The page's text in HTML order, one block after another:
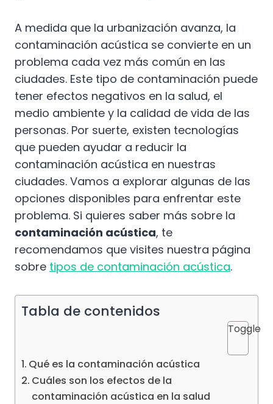
A medida que la urbanización avanza, la
contaminación acústica se convierte en un
problema cada vez más común en las
ciudades. Este tipo de contaminación puede
tener efectos negativos en la salud, el
medio ambiente y la calidad de vida de las
personas. Por suerte, existen tecnologías
que pueden ayudar a reducir la
contaminación acústica en nuestras
ciudades. Vamos a explorar algunas de las
opciones disponibles para enfrentar este
problema. Si quieres saber más sobre la
contaminación acústica, te
recomendamos que visites nuestra página
sobre tipos de contaminación acústica.
Tabla de contenidos
Toggle
Qué es la contaminación acústica
Cuáles son los efectos de la
contaminación acústica en la salud